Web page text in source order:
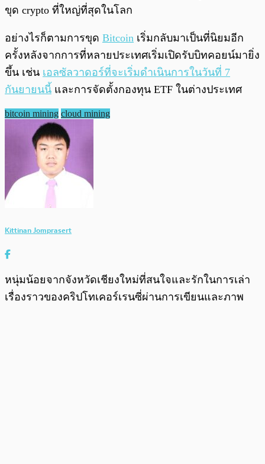
ขุด crypto ที่ใหญ่ที่สุดในโลก
อย่างไรก็ตามการขุด Bitcoin เริ่มกลับมาเป็นที่นิยมอีก
ครั้งหลังจากการที่หลายประเทศเริ่มเปิดรับบิทคอยน์มายิ่ง
ขึ้น เช่น เอลซัลวาดอร์ที่จะเริ่มดำเนินการในวันที่ 7
กันยายนนี้ และการจัดตั้งกองทุน ETF ในต่างประเทศ
bitcoin mining cloud mining
Kittinan Jomprasert
หนุ่มน้อยจากจังหวัดเชียงใหม่ที่สนใจและรักในการเล่า
เรื่องราวของคริปโทเคอร์เรนซี่ผ่านการเขียนและภาพ